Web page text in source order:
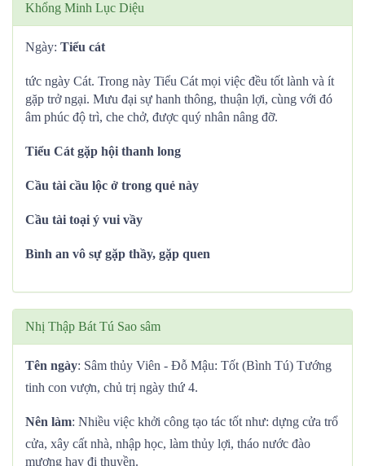
Khổng Minh Lục Diệu
Ngày: Tiểu cát
tức ngày Cát. Trong này Tiểu Cát mọi việc đều tốt lành và ít
gặp trở ngại. Mưu đại sự hanh thông, thuận lợi, cùng với đó
âm phúc độ trì, che chở, được quý nhân nâng đỡ.
Tiểu Cát gặp hội thanh long
Cầu tài cầu lộc ở trong quẻ này
Cầu tài toại ý vui vầy
Bình an vô sự gặp thầy, gặp quen
Nhị Thập Bát Tú Sao sâm
Tên ngày: Sâm thủy Viên - Đỗ Mậu: Tốt (Bình Tú) Tướng
tinh con vượn, chủ trị ngày thứ 4.
Nên làm: Nhiều việc khởi công tạo tác tốt như: dựng cửa trổ
cửa, xây cất nhà, nhập học, làm thủy lợi, tháo nước đào
mương hay đi thuyền.